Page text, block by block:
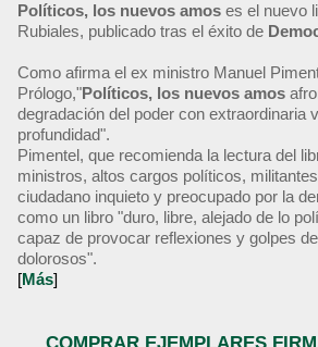
Políticos, los nuevos amos es el nuevo
Rubiales, publicado tras el éxito de
Como afirma el ex ministro Manuel
Prólogo,"Políticos, los nuevos amos
degradación del poder con extraordinaria
profundidad".
Pimentel, que recomienda la lectura del
ministros, altos cargos políticos,
ciudadano inquieto y preocupado por la
como un libro "duro, libre, alejado de lo
capaz de provocar reflexiones y golpes
dolorosos".
[Más]